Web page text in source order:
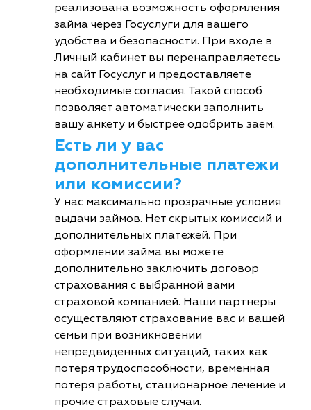
реализована возможность оформления
займа через Госуслуги для вашего
удобства и безопасности. При входе в
Личный кабинет вы перенаправляетесь
на сайт Госуслуг и предоставляете
необходимые согласия. Такой способ
позволяет автоматически заполнить
вашу анкету и быстрее одобрить заем.
Есть ли у вас
дополнительные платежи
или комиссии?
У нас максимально прозрачные условия
выдачи займов. Нет скрытых комиссий и
дополнительных платежей. При
оформлении займа вы можете
дополнительно заключить договор
страхования с выбранной вами
страховой компанией. Наши партнеры
осуществляют страхование вас и вашей
семьи при возникновении
непредвиденных ситуаций, таких как
потеря трудоспособности, временная
потеря работы, стационарное лечение и
прочие страховые случаи.